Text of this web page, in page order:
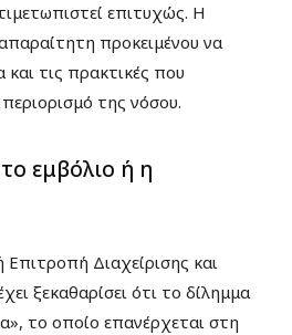
επιτυχώς. Η
προκειμένου να
και τις πρακτικές που
της νόσου.
εμβόλιο ή η
Διαχείρισης και
ξεκαθαρίσει ότι το δίλημμα
το οποίο επανέρχεται στη